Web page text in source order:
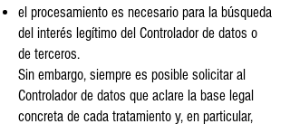
el procesamiento es necesario para la búsqueda
del interés legítimo del Controlador de datos o
de terceros.
Sin embargo, siempre es posible solicitar al
Controlador de datos que aclare la base legal
concreta de cada tratamiento y, en particular,